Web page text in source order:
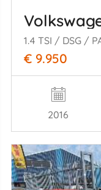
1.4 TSI / DSG /
€ 9.950
2016